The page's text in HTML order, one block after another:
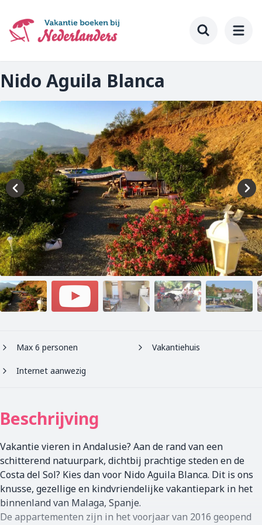
naar
hoofdinhoud
Nido Aguila Blanca
Max 6 personen Vakantiehuis
Internet aanwezig
Beschrijving
Vakantie vieren in Andalusie? Aan de rand van een
schitterend natuurpark, dichtbij prachtige steden en de
Costa del Sol? Kies dan voor Nido Aguila Blanca. Dit is ons
knusse, gezellige en kindvriendelijke vakantiepark in het
binnenland van Malaga, Spanje.
De appartementen zijn in het voorjaar van 2016 geopend